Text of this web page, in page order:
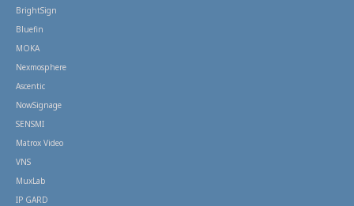
BrightSign
Bluefin
MOKA
Nexmosphere
Ascentic
NowSignage
SENSMI
Matrox Video
VNS
MuxLab
IP GARD